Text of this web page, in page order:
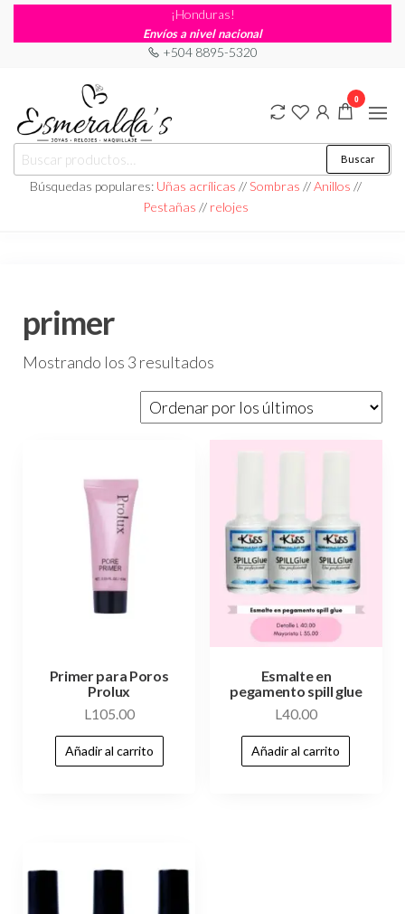
¡Honduras!
Envíos a nivel nacional
+504 8895-5320
Joyería
Esmeraldas
Joyería |
Maquillaje
|
Relojería
Buscar
Búsquedas populares: Uñas acrílicas //Sombras //Anillos //
Pestañas // relojes
0
primer
Mostrando los 3 resultados
Primer para Poros
Prolux
L105.00
Añadir al carrito
Esmalte en
pegamento spill glue
L40.00
Añadir al carrito